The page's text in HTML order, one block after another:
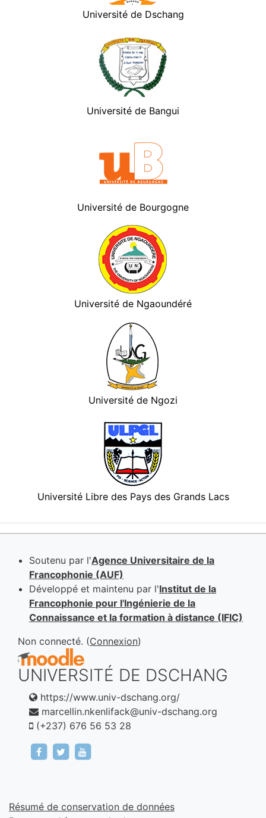
Université de Dschang
Université de Bangui
Université de Bourgogne
Université de Ngaoundéré
Université de Ngozi
Université Libre des Pays des Grands Lacs
Soutenu par l'Agence Universitaire de la
Francophonie (AUF)
Développé et maintenu par l'Institut de la
Francophonie pour l'Ingénierie de la
Connaissance et la formation à distance (IFIC)
Non connecté. (Connexion)
UNIVERSITÉ DE DSCHANG
https://www.univ-dschang.org/
marcellin.nkenlifack@univ-dschang.org
(+237) 676 56 53 28
https://www.facebook.com/univdschang
https://www.twitter.com/univ_dschang
Résumé de conservation de données